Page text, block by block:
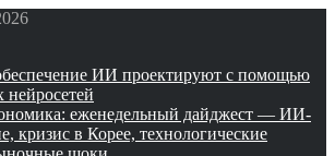
ИИ проектируют с помощью
нейросетей
еженедельный дайджест — ИИ-
кризис в Корее, технологические